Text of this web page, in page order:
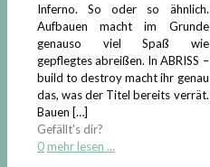
Inferno. So oder so ähnlich.
Aufbauen macht im Grunde
genauso viel Spaß wie
gepflegtes abreißen. In ABRISS –
build to destroy macht ihr genau
das, was der Titel bereits verrät.
Bauen […]
Gefällt's dir?
0 mehr lesen ...